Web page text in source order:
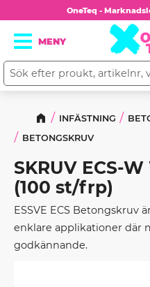
Meny
OneTeq -
INFÄSTNING
BETONGSKRUV
SKRUV ECS-
(100 st/frp)
ESSVE ECS Betongskruv
enklare applikationer där
godkännande.